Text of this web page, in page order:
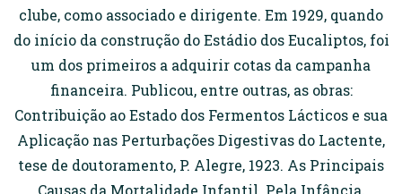
clube, como associado e dirigente. Em 1929, quando
do início da construção do Estádio dos Eucaliptos, foi
um dos primeiros a adquirir cotas da campanha
financeira. Publicou, entre outras, as obras:
Contribuição ao Estado dos Fermentos Lácticos e sua
Aplicação nas Perturbações Digestivas do Lactente,
tese de doutoramento, P. Alegre, 1923. As Principais
Causas da Mortalidade Infantil. Pela Infância,